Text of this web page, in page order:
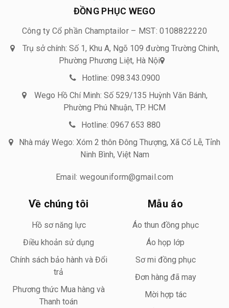
ĐỒNG PHỤC WEGO
Công ty Cổ phần Champtailor – MST: 0108822220
Trụ sở chính: Số 1, Khu A, Ngõ 109 đường Trường Chinh,
Phường Phương Liệt, Hà Nội
Hotline: 098.343.0900
Wego Hồ Chí Minh: Số 529/135 Huỳnh Văn Bánh,
Phường Phú Nhuận, TP. HCM
Hotline: 0967 653 880
Nhà máy Wego: Xóm 2 thôn Đông Thượng, Xã Cổ Lễ, Tỉnh
Ninh Bình, Việt Nam
Email: wegouniform@gmail.com
Về chúng tôi
Hồ sơ năng lực
Điều khoản sử dụng
Chính sách bảo hành và Đổi
trả
Phương thức Mua hàng và
Thanh toán
Mẫu áo
Áo thun đồng phục
Áo họp lớp
Sơ mi đồng phục
Đơn hàng đã may
Mời hợp tác